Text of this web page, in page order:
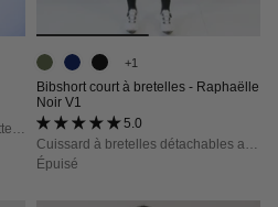
+1
Bibshort court à bretelles - Raphaëlle
Noir V1
5.0 (53 avis)
Épuisé